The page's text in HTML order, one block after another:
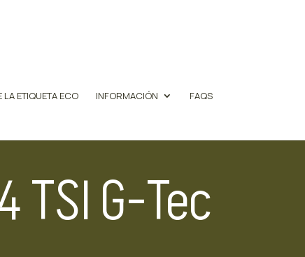
LA ETIQUETA ECO INFORMACIÓN FAQS
TSI G-Tec